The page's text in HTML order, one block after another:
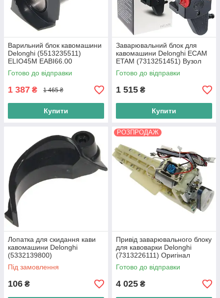
Варильний блок кавомашини
Delonghi (5513235511)
ELIO45M EABI66.00
MAGNIFICA ESAM3300
Готово до відправки
1 387 ₴ 1 465 ₴
Купити
Заварювальний блок для
кавомашини Delonghi ECAM
ETAM (7313251451) Вузол
роздачі кавомашини
Готово до відправки
1 515 ₴
Купити
Лопатка для скидання кави
кавомашини Delonghi
(5332139800)
Під замовлення
106 ₴
РОЗПРОДАЖ
Привід заварювального блоку
для кавоварки Delonghі
(7313226111) Оригінал
Готово до відправки
4 025 ₴